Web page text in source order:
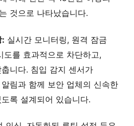
것으로 나타났습니다.
: 실시간 모니터링, 원격 잠금
도를 효과적으로 차단하고,
니다. 침입 감지 센서가
림과 함께 보안 업체의 신속한
록 설계되어 있습니다.